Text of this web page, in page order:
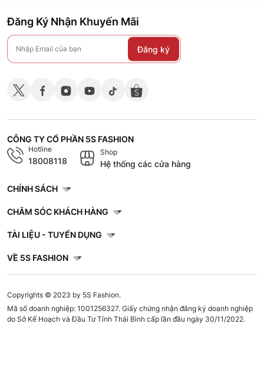
Đăng Ký Nhận Khuyến Mãi
Đăng ký
CÔNG TY CỔ PHẦN 5S FASHION
Hotline
18008118
Shop
Hệ thống các cửa hàng
CHÍNH SÁCH
CHĂM SÓC KHÁCH HÀNG
TÀI LIỆU - TUYỂN DỤNG
VỀ 5S FASHION
Copyrights © 2023 by 5S Fashion.
Mã số doanh nghiệp: 1001256327. Giấy chứng nhận đăng ký doanh nghiệp
do Sở Kế Hoạch và Đầu Tư Tỉnh Thái Bình cấp lần đầu ngày 30/11/2022.